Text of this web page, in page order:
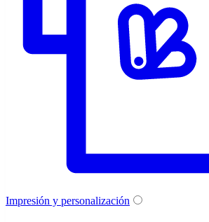
Impresión y personalización